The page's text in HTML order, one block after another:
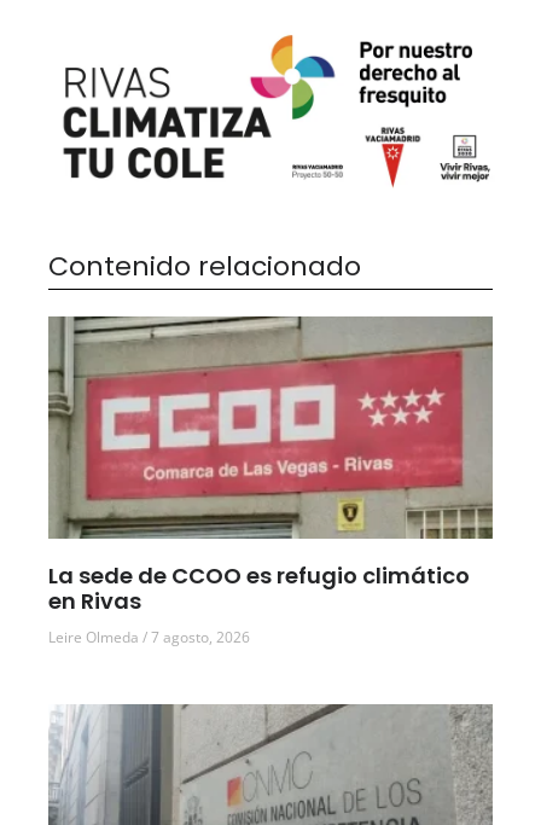
Contenido relacionado
La sede de CCOO es refugio climático
en Rivas
Leire Olmeda 7 agosto, 2026